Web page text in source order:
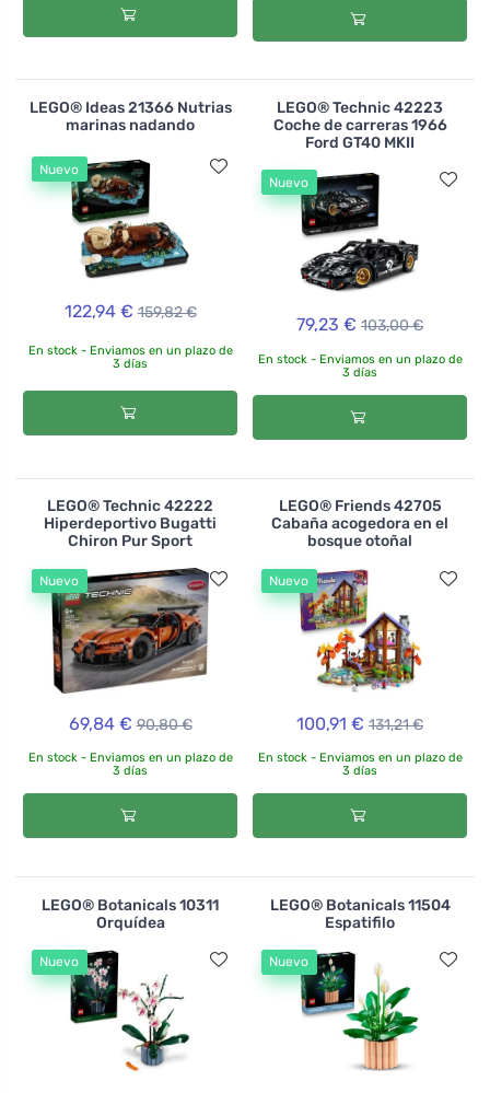
LEGO® Ideas 21366 Nutrias
marinas nadando
Nuevo
122,94 € 159,82 €
En stock - Enviamos en un plazo de
3 días
LEGO® Technic 42223
Coche de carreras 1966
Ford GT40 MKII
Nuevo
79,23 € 103,00 €
En stock - Enviamos en un plazo de
3 días
LEGO® Technic 42222
Hiperdeportivo Bugatti
Chiron Pur Sport
Nuevo
69,84 € 90,80 €
En stock - Enviamos en un plazo de
3 días
LEGO® Friends 42705
Cabaña acogedora en el
bosque otoñal
Nuevo
100,91 € 131,21 €
En stock - Enviamos en un plazo de
3 días
LEGO® Botanicals 10311
Orquídea
Nuevo
LEGO® Botanicals 11504
Espatifilo
Nuevo